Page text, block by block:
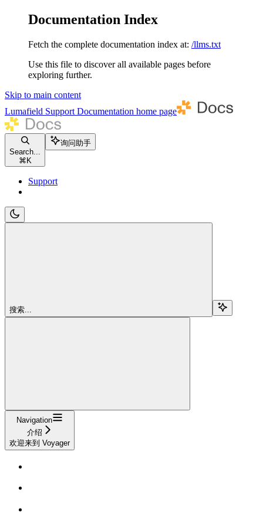
Documentation Index
Fetch the complete documentation index at: /llms.txt
Use this file to discover all available pages before
exploring further.
Skip to main content
Lumafield Support Documentation home page
Search...
⌘ K
询问助手
Support
搜索...
Navigation
介绍
欢迎来到 Voyager